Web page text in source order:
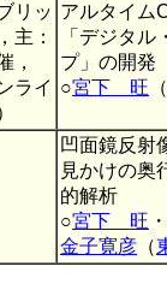
リッ
主：
，
ライ
アルタイム
「デジタル
プ」の開発
○宮下 旺 （
凹面鏡反射
見かけの奥
的解析
○宮下 旺 ・
金子寛彦 （